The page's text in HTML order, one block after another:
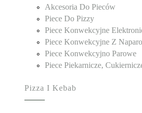
Akcesoria Do Pieców
Piece Do Pizzy
Piece Konwekcyjne
Piece Konwekcyjne Z
Piece Konwekcyjno Parowe
Piece Piekarnicze,
Pizza I Kebab